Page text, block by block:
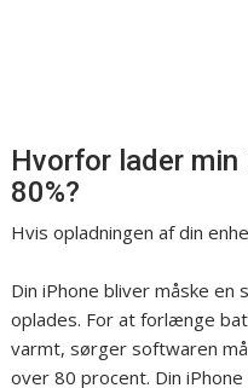
Hvorfor lader min
80%?
Hvis opladningen af din
Din iPhone bliver måske en
oplades. For at forlænge
varmt, sørger softwaren
over 80 procent. Din